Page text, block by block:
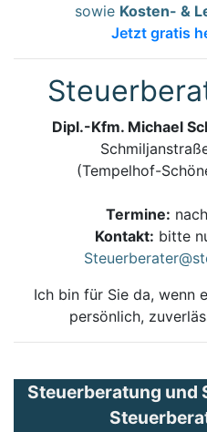
sowie Kosten- &
Jetzt gratis
Dipl.-Kfm. Michael
(Tempelhof-
Termine:
Kontakt: bitte
Ich bin für Sie da, wenn
persönlich,
Steuerberatung und